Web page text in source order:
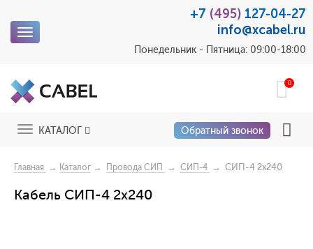
Toggle
+7 (495) 127-04-27
info@xcabel.ru
Понедельник - Пятница: 09:00-18:00
0
ToggleКАТАЛОГ Обратный звонок
Главная → Каталог → Провода СИП → СИП-4 → СИП-4 2x240
Кабель СИП-4 2x240